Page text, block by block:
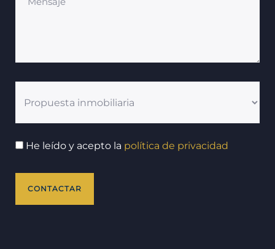
He leído y acepto la política de privacidad